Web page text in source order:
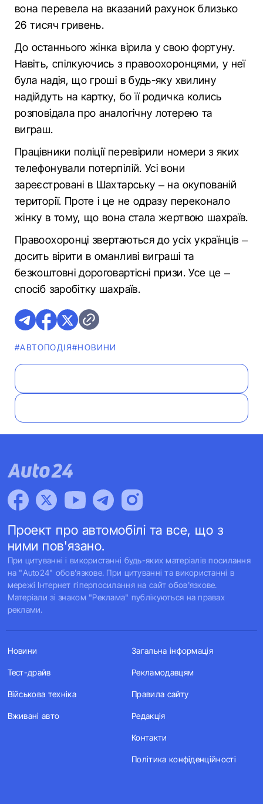
вона перевела на вказаний рахунок близько
26 тисяч гривень.
До останнього жінка вірила у свою фортуну.
Навіть, спілкуючись з правоохоронцями, у неї
була надія, що гроші в будь-яку хвилину
надійдуть на картку, бо її родичка колись
розповідала про аналогічну лотерею та
виграш.
Працівники поліції перевірили номери з яких
телефонували потерпілій. Усі вони
зареєстровані в Шахтарську – на окупованій
території. Проте і це не одразу переконало
жінку в тому, що вона стала жертвою шахраїв.
Правоохоронці звертаються до усіх українців –
досить вірити в оманливі виграші та
безкоштовні дороговартісні призи. Усе це –
спосіб заробітку шахраїв.
#АВТОПОДІЯ#НОВИНИ
Проект про автомобілі та все, що з
ними пов'язано.
При цитуванні і використанні будь-яких матеріалів посилання
на "Auto24" обов'язкове. При цитуванні та використанні в
мережі Інтернет гіперпосилання на сайт обов'язкове.
Матеріали зі знаком "Реклама" публікуються на правах
реклами.
Новини
Тест-драйв
Військова техніка
Вживані авто
Загальна інформація
Рекламодавцям
Правила сайту
Редакція
Контакти
Політика конфіденційності